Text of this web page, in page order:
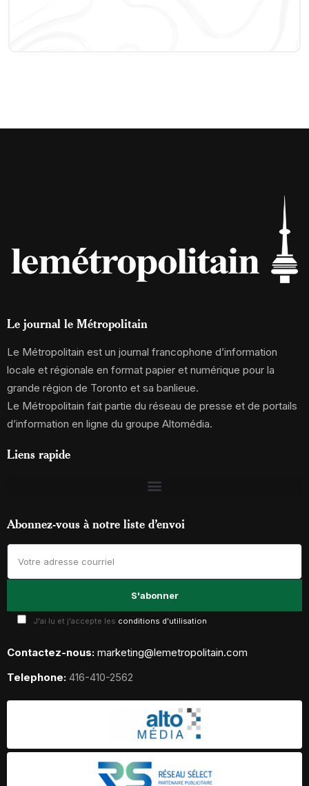
Le journal le Métropolitain
Le Métropolitain est un journal francophone d’information
locale et régionale en format papier et numérique pour la
grande région de Toronto et sa banlieue.
Le Métropolitain fait partie du réseau de presse et de portails
d’information en ligne du groupe Altomédia.
Liens rapide
Abonnez-vous à notre liste d’envoi
J'ai lu et j'accepte les conditions d'utilisation
Contactez-nous: marketing@lemetropolitain.com
Telephone: 416-410-2562